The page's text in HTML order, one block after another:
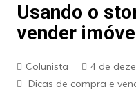
Usando o
vender
Colunista
4 de
Dicas de compra e